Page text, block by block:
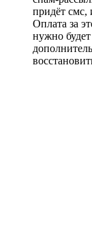
придёт смс,
Оплата за
нужно будет